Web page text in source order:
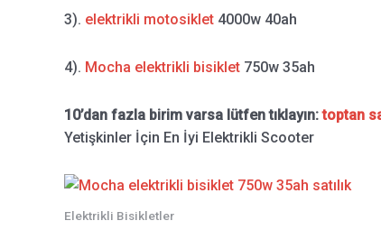
3). elektrikli motosiklet4000w 40ah
4). Mocha elektrikli bisiklet750w 35ah
10’dan fazla birim varsa lütfen tıklayın:toptan
Yetişkinler İçin En İyi Elektrikli Scooter
Elektrikli Bisikletler